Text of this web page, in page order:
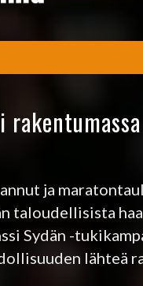
ja
taloudellisista
Sydän -
lähteä